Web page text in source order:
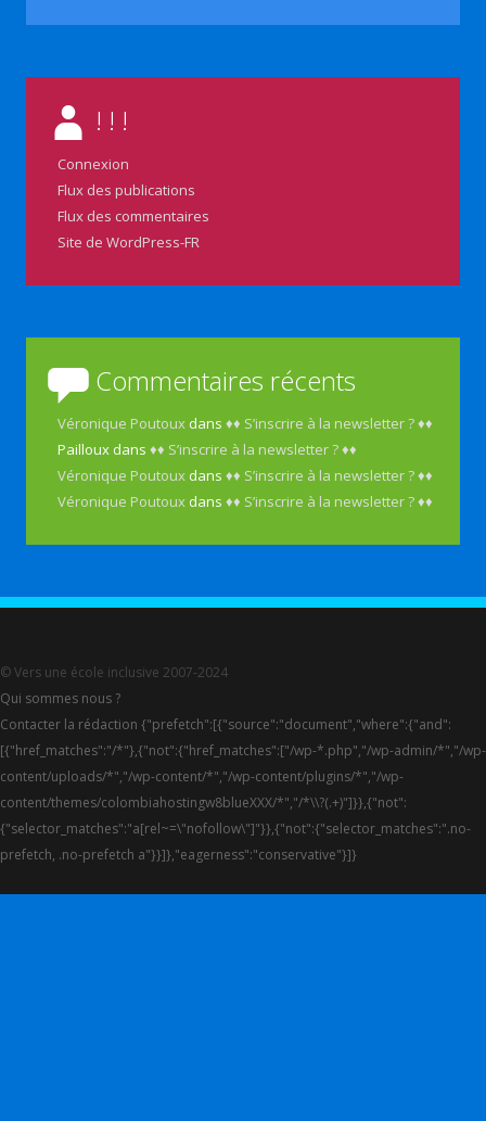
! ! !
Connexion
Flux des publications
Flux des commentaires
Site de WordPress-FR
Commentaires récents
Véronique Poutoux dans♦♦ S’inscrire à la newsletter ? ♦♦
Pailloux dans♦♦ S’inscrire à la newsletter ? ♦♦
Véronique Poutoux dans♦♦ S’inscrire à la newsletter ? ♦♦
Véronique Poutoux dans♦♦ S’inscrire à la newsletter ? ♦♦
© Vers une école inclusive 2007-2024
Qui sommes nous ?
Contacter la rédaction {"prefetch":[{"source":"document","where":{"and":
[{"href_matches":"/*"},{"not":{"href_matches":["/wp-*.php","/wp-admin/*","/wp-
content/uploads/*","/wp-content/*","/wp-content/plugins/*","/wp-
content/themes/colombiahostingw8blueXXX/*","/*\\?(.+)"]}},{"not":
{"selector_matches":"a[rel~=\"nofollow\"]"}},{"not":{"selector_matches":".no-
prefetch, .no-prefetch a"}}]},"eagerness":"conservative"}]}